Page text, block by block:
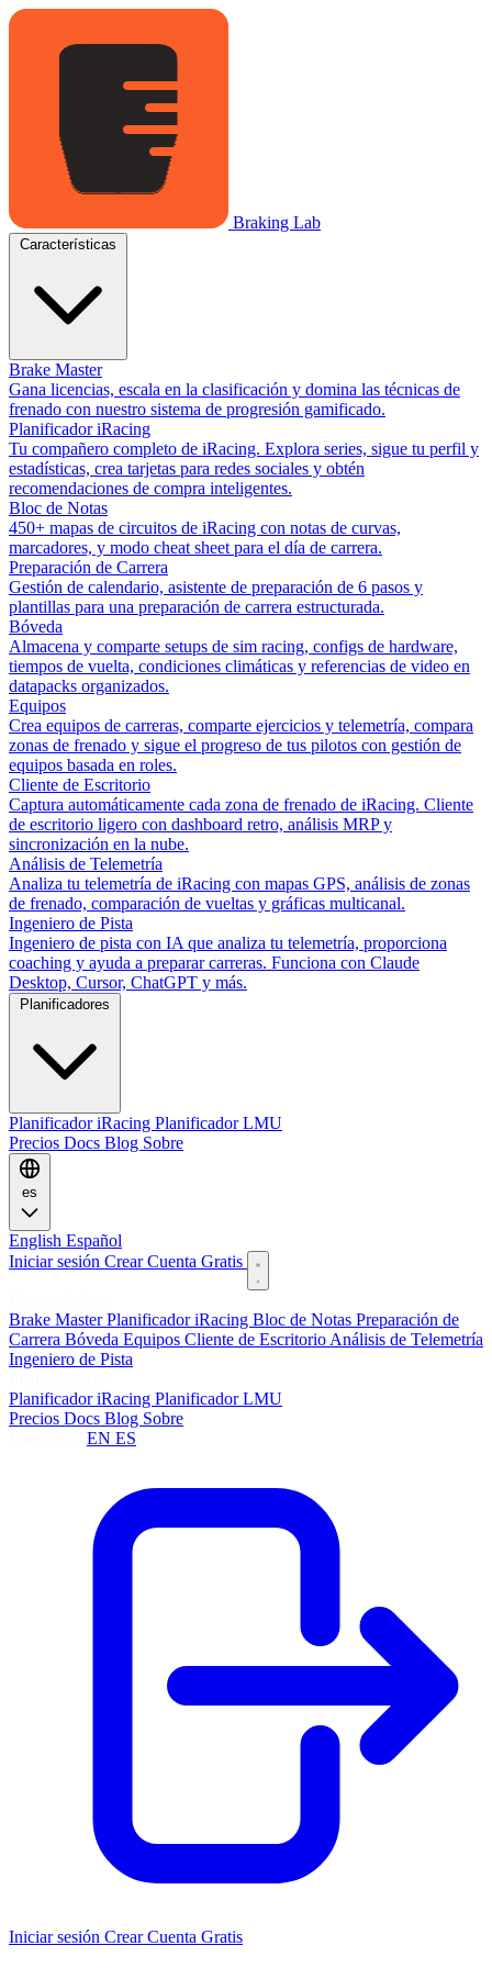
Braking Lab
Brake Master
Gana licencias, escala en la clasificación y domina las técnicas de
frenado con nuestro sistema de progresión gamificado.
Planificador iRacing
Tu compañero completo de iRacing. Explora series, sigue tu perfil y
estadísticas, crea tarjetas para redes sociales y obtén
recomendaciones de compra inteligentes.
Bloc de Notas
450+ mapas de circuitos de iRacing con notas de curvas,
marcadores, y modo cheat sheet para el día de carrera.
Preparación de Carrera
Gestión de calendario, asistente de preparación de 6 pasos y
plantillas para una preparación de carrera estructurada.
Bóveda
Almacena y comparte setups de sim racing, configs de hardware,
tiempos de vuelta, condiciones climáticas y referencias de video en
datapacks organizados.
Equipos
Crea equipos de carreras, comparte ejercicios y telemetría, compara
zonas de frenado y sigue el progreso de tus pilotos con gestión de
equipos basada en roles.
Cliente de Escritorio
Captura automáticamente cada zona de frenado de iRacing. Cliente
de escritorio ligero con dashboard retro, análisis MRP y
sincronización en la nube.
Análisis de Telemetría
Analiza tu telemetría de iRacing con mapas GPS, análisis de zonas
de frenado, comparación de vueltas y gráficas multicanal.
Ingeniero de Pista
Ingeniero de pista con IA que analiza tu telemetría, proporciona
coaching y ayuda a preparar carreras. Funciona con Claude
Desktop, Cursor, ChatGPT y más.
Planificador iRacing Planificador LMU
Precios Docs Blog Sobre
es
English Español
Iniciar sesión Crear Cuenta Gratis
Brake MasterPlanificador iRacing Bloc de Notas Preparación de
Carrera Bóveda Equipos Cliente de Escritorio Análisis de Telemetría
Ingeniero de Pista
Planificador iRacing Planificador LMU
Precios Docs Blog Sobre
EN ES
Iniciar sesión Crear Cuenta Gratis